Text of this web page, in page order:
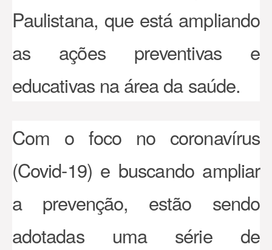
Paulistana, que está ampliando
as ações preventivas e
educativas na área da saúde.
Com o foco no coronavírus
(Covid-19) e buscando ampliar
a prevenção, estão sendo
adotadas uma série de